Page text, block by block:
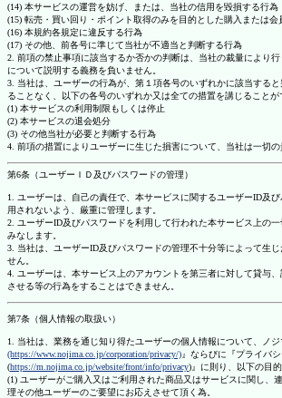
(14) 本サービスの運営を妨げ、または、当社の信用を毀損する行為
(15) 転売・買い回り・ポイント取得のみを目的とした購入または会
(16) 本規約各規定に違反する行為
(17) その他、前各号に準じて当社が不適当と判断する行為
2. 前項の禁止事項に該当するか否かの判断は、当社の裁量により
について説明する義務を負いません。
3. 当社は、ユーザーの行為が、第１項各号のいずれかに該当する
ることなく、以下の各号のいずれか又は全ての措置を講じることが
(1) 本サービスの利用制限もしくは停止
(2) 本サービスの退会処分
(3) その他当社が必要と判断する行為
4. 前項の措置によりユーザーに生じた損害について、当社は一切の
第6条（ユーザーＩＤ及びパスワードの管理）
1. ユーザーは、自己の責任で、本サービスに関するユーザーID及
用されないよう、厳重に管理します。
2. ユーザーID及びパスワードを利用して行われた本サービス上の
みなします。
3. 当社は、ユーザーID及びパスワードの管理不十分等によって生
せん。
4. ユーザーは、本サービス上のアカウントを第三者に対して貸与
させる等の行為をすることはできません。
第7条（個人情報の取扱い）
1. 当社は、業務を通じ知り得たユーザーの個人情報について、ノ
(https://www.nojima.co.jp/corporation/privacy/)』ならびに『プライバ
(https://m.nojima.co.jp/website/front/info/privacy)』に則り、以下の目的
(1) ユーザーがご購入又はご利用された商品又はサービスに関し、
理その他ユーザーのご要望にお応えさせて頂く為。